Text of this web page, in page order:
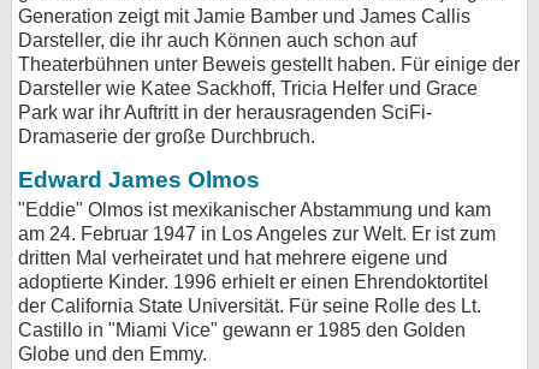
Generation zeigt mit Jamie Bamber und James Callis
Darsteller, die ihr auch Können auch schon auf
Theaterbühnen unter Beweis gestellt haben. Für einige der
Darsteller wie Katee Sackhoff, Tricia Helfer und Grace
Park war ihr Auftritt in der herausragenden SciFi-
Dramaserie der große Durchbruch.
Edward James Olmos
"Eddie" Olmos ist mexikanischer Abstammung und kam
am 24. Februar 1947 in Los Angeles zur Welt. Er ist zum
dritten Mal verheiratet und hat mehrere eigene und
adoptierte Kinder. 1996 erhielt er einen Ehrendoktortitel
der California State Universität. Für seine Rolle des Lt.
Castillo in "Miami Vice" gewann er 1985 den Golden
Globe und den Emmy.
Gewinnspiele
Forum
bei X
bei Facebook
Kontakt
Nutzungsbedingungen